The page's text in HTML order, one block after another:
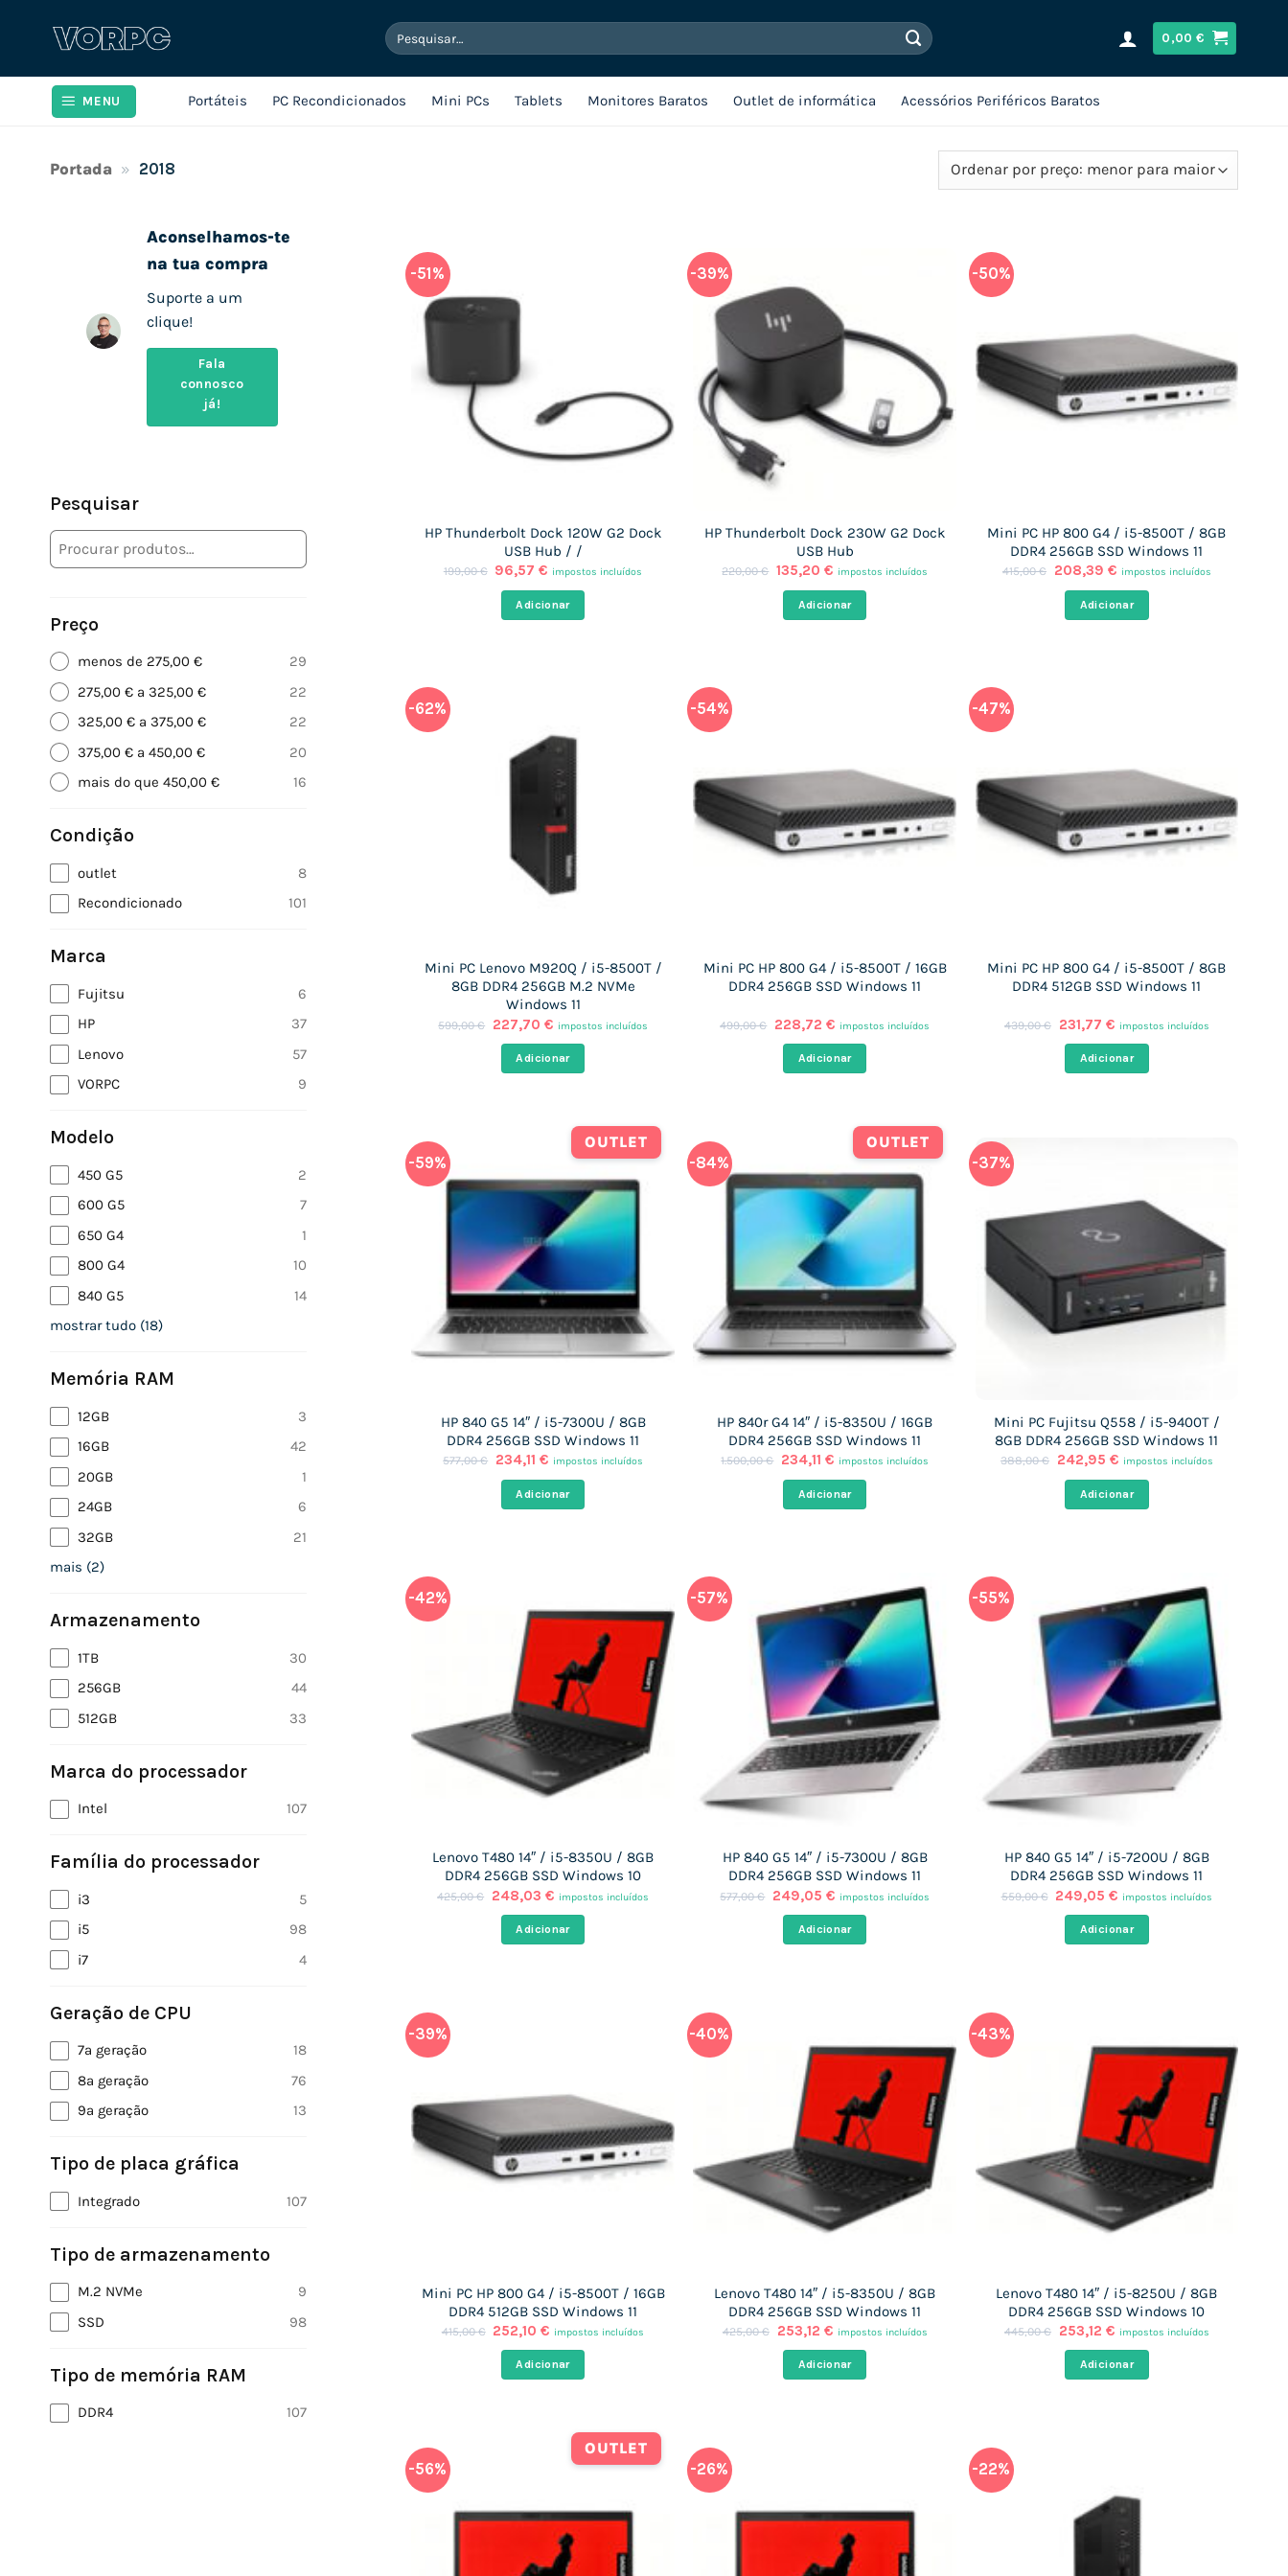
Pesquisar
por:
0,00€
MENU Portáteis PC Recondicionados Mini PCs Tablets Monitores Baratos Outlet de informática Acessórios Periféricos Baratos
Portada » 2018
Aconselhamos-te
na tua compra
Suporte a um
clique!
Fala
connosco
já!
Pesquisar
Preço
menos de 275,00 €
29
275,00 € a 325,00 €
22
325,00 € a 375,00 €
22
375,00 € a 450,00 €
20
mais do que 450,00 €
16
Condição
outlet
8
Recondicionado
101
Marca
Fujitsu
6
HP
37
Lenovo
57
VORPC
9
Modelo
450 G5
2
600 G5
7
650 G4
1
800 G4
10
840 G5
14
mostrar tudo (18)
Memória RAM
12GB
3
16GB
42
20GB
1
24GB
6
32GB
21
mais (2)
Armazenamento
1TB
30
256GB
44
512GB
33
Marca do processador
Intel 107
Família do processador
i3
5
i5
98
i7
4
Geração de CPU
7ª geração
18
8ª geração
76
9ª geração
13
Tipo de placa gráfica
Integrado 107
Tipo de armazenamento
M.2 NVMe
9
SSD
98
Tipo de memória RAM
DDR4 107
-51%
HP Thunderbolt Dock 120W G2 Dock
USB Hub / /
199,00€ O
original
era:
96,57€ O
é:
impostos incluídos
Adicionar
-39%
HP Thunderbolt Dock 230W G2 Dock
USB Hub
220,00€ O
original
era:
135,20€ O
atual
é:
impostos incluídos
Adicionar
-50%
Mini PC HP 800 G4 / i5-8500T / 8GB
DDR4 256GB SSD Windows 11
415,00€
O
original
208,39 €O
atual
é:
impostos incluídos
Adicionar
-62%
Mini PC Lenovo M920Q / i5-8500T /
8GB DDR4 256GB M.2 NVMe
Windows 11
599,00€
O
original
era:
227,70 €O
preço
atual
é:
impostos incluídos
Adicionar
-54%
Mini PC HP 800 G4 / i5-8500T / 16GB
DDR4 256GB SSD Windows 11
499,00€
O
original
era:
228,72€ O
preço
atual
é:
impostos incluídos
Adicionar
-47%
Mini PC HP 800 G4 / i5-8500T / 8GB
DDR4 512GB SSD Windows 11
439,00€
O
original
era:
231,77 €O
preço
atual
é:
impostos incluídos
Adicionar
-59%
OUTLET
HP 840 G5 14″ / i5-7300U / 8GB
DDR4 256GB SSD Windows 11
577,00€
O
original
era:
234,11 €O
é:
impostos incluídos
Adicionar
-84%
OUTLET
HP 840r G4 14″ / i5-8350U / 16GB
DDR4 256GB SSD Windows 11
1.500,00€
O
original
era:
234,11€ O
atual
é:
impostos incluídos
Adicionar
-37%
Mini PC Fujitsu Q558 / i5-9400T /
8GB DDR4 256GB SSD Windows 11
388,00€
O
original
era:
242,95 €O
atual
é:
impostos incluídos
Adicionar
-42%
Lenovo T480 14″ / i5-8350U / 8GB
DDR4 256GB SSD Windows 10
425,00€
O
original
era:
248,03 €O
preço
atual
é:
impostos incluídos
Adicionar
-57%
HP 840 G5 14″ / i5-7300U / 8GB
DDR4 256GB SSD Windows 11
577,00€
O
original
era:
249,05€ O
preço
atual
é:
impostos incluídos
Adicionar
-55%
HP 840 G5 14″ / i5-7200U / 8GB
DDR4 256GB SSD Windows 11
559,00€
O
original
era:
249,05€ O
preço
atual
é:
impostos incluídos
Adicionar
-39%
Mini PC HP 800 G4 / i5-8500T / 16GB
DDR4 512GB SSD Windows 11
415,00€ O
original
era:
252,10€ O
atual
é:
impostos incluídos
Adicionar
-40%
Lenovo T480 14″ / i5-8350U / 8GB
DDR4 256GB SSD Windows 11
425,00€
O
original
era:
253,12 €O
atual
é:
impostos incluídos
Adicionar
-43%
Lenovo T480 14″ / i5-8250U / 8GB
DDR4 256GB SSD Windows 10
445,00€
O
original
era:
253,12 €O
atual
é:
impostos incluídos
Adicionar
-56%
OUTLET
-26%
-22%